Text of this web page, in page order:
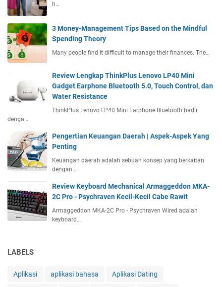
h…
3 Money-Management Tips Based on the Mindful
Spending Theory
Many people find it difficult to manage their finances. The…
Review Lengkap ThinkPlus Lenovo LP40 Mini
Gadget Earphone Bluetooth 5.0, Touch Control, dan
Water Resistance
ThinkPlus Lenovo LP40 Mini Earphone Bluetooth hadir
denga…
Pengertian Keuangan Daerah | Aspek-Aspek Yang
Penting
Keuangan daerah adalah sebuah konsep yang berkaitan
dengan …
Review Keyboard Mechanical Armaggeddon MKA-
2C Pro - Psychraven Kecil-Kecil Cabe Rawit
Armaggeddon MKA-2C Pro - Psychraven Wired adalah
keyboard…
LABELS
Aplikasi aplikasi bahasa Aplikasi Dating